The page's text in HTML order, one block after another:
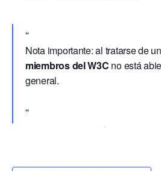
Nota importante: al tratarse de un
miembros del W3C no está
general.